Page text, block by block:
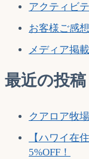
シ
ョ
ン
アクティビ
お客様ご感想
メディア掲載
最近の投稿
クアロア牧
【ハワイ在
5%OFF！